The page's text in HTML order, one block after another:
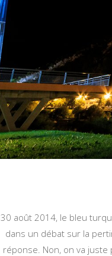
30 août 2014, le bleu
dans un débat sur la
réponse. Non, on va